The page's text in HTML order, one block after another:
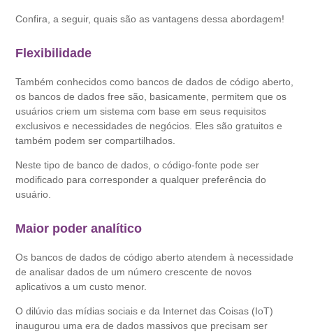
Confira, a seguir, quais são as vantagens dessa abordagem!
Flexibilidade
Também conhecidos como bancos de dados de código aberto,
os bancos de dados free são, basicamente, permitem que os
usuários criem um sistema com base em seus requisitos
exclusivos e necessidades de negócios. Eles são gratuitos e
também podem ser compartilhados.
Neste tipo de banco de dados, o código-fonte pode ser
modificado para corresponder a qualquer preferência do
usuário.
Maior poder analítico
Os bancos de dados de código aberto atendem à necessidade
de analisar dados de um número crescente de novos
aplicativos a um custo menor.
O dilúvio das mídias sociais e da Internet das Coisas (IoT)
inaugurou uma era de dados massivos que precisam ser